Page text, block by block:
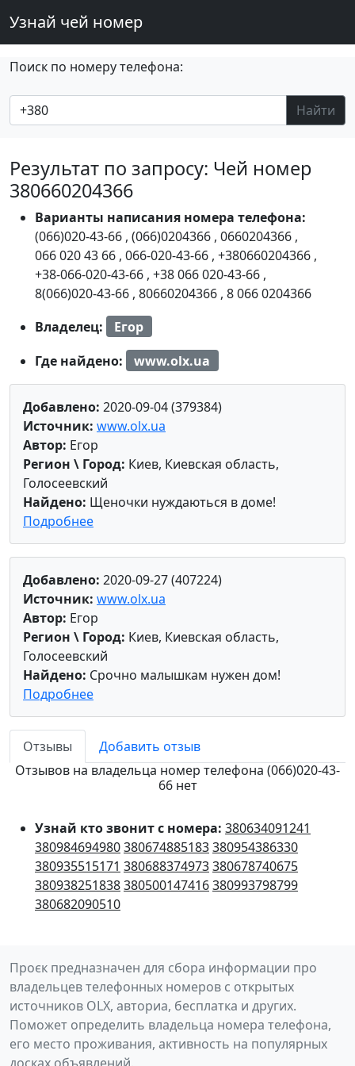
Узнай чей номер
Поиск по номеру телефона:
Найти
Результат по запросу: Чей номер
380660204366
Варианты написания номера телефона:
(066)020-43-66 , (066)0204366 , 0660204366 ,
066 020 43 66 , 066-020-43-66 , +380660204366 ,
+38-066-020-43-66 , +38 066 020-43-66 ,
8(066)020-43-66 , 80660204366 , 8 066 0204366
Владелец:
Егор
Где найдено:
www.olx.ua
Добавлено: 2020-09-04 (379384)
Источник: www.olx.ua
Автор: Егор
Регион \ Город: Киев, Киевская область,
Голосеевский
Найдено: Щеночки нуждаються в доме!
Подробнее
Добавлено: 2020-09-27 (407224)
Источник: www.olx.ua
Автор: Егор
Регион \ Город: Киев, Киевская область,
Голосеевский
Найдено: Срочно малышкам нужен дом!
Подробнее
Отзывы
Добавить отзыв
Отзывов на владельца номер телефона (066)020-43-
66 нет
Узнай кто звонит с номера: 380634091241
380984694980380674885183380954386330
380935515171 380688374973380678740675
380938251838380500147416380993798799
380682090510
Проєк предназначен для сбора информации про
владельцев телефонных номеров с открытых
источников OLX, авториа, бесплатка и других.
Поможет определить владельца номера телефона,
его место проживания, активность на популярных